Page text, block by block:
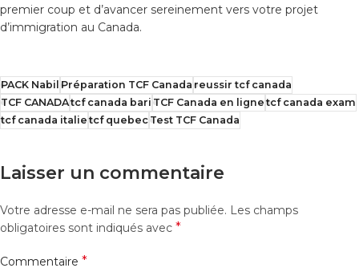
premier coup et d’avancer sereinement vers votre projet
d’immigration au Canada.
PACK Nabil Préparation TCF Canada reussir tcf canada
TCF CANADAtcf canada bari TCF Canada en ligne tcf canada exam
tcf canada italie tcf quebecTest TCF Canada
Laisser un commentaire
Votre adresse e-mail ne sera pas publiée. Les champs
obligatoires sont indiqués avec *
Commentaire *